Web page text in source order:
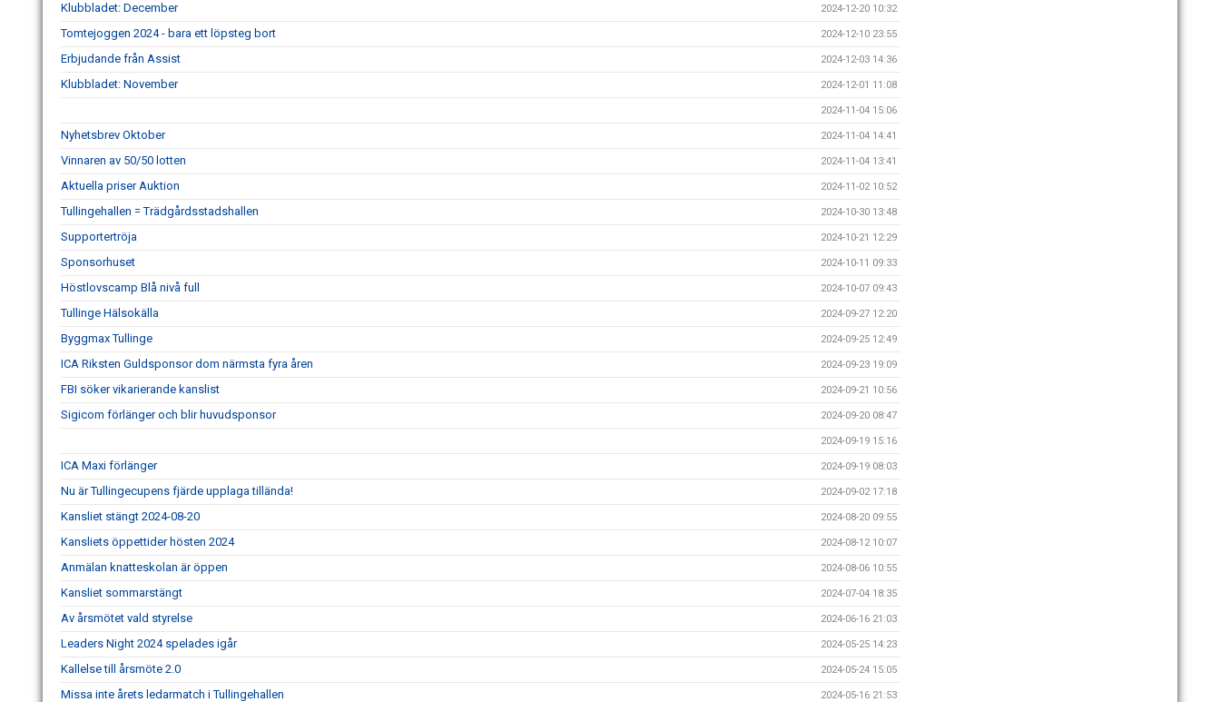
Klubbladet: December 2024-12-20 10:32
Tomtejoggen 2024 - bara ett löpsteg bort 2024-12-10 23:55
Erbjudande från Assist 2024-12-03 14:36
Klubbladet: November 2024-12-01 11:08
2024-11-04 15:06
Nyhetsbrev Oktober 2024-11-04 14:41
Vinnaren av 50/50 lotten 2024-11-04 13:41
Aktuella priser Auktion 2024-11-02 10:52
Tullingehallen = Trädgårdsstadshallen 2024-10-30 13:48
Supportertröja 2024-10-21 12:29
Sponsorhuset 2024-10-11 09:33
Höstlovscamp Blå nivå full 2024-10-07 09:43
Tullinge Hälsokälla 2024-09-27 12:20
Byggmax Tullinge 2024-09-25 12:49
ICA Riksten Guldsponsor dom närmsta fyra åren 2024-09-23 19:09
FBI söker vikarierande kanslist 2024-09-21 10:56
Sigicom förlänger och blir huvudsponsor 2024-09-20 08:47
2024-09-19 15:16
ICA Maxi förlänger 2024-09-19 08:03
Nu är Tullingecupens fjärde upplaga tillända! 2024-09-02 17:18
Kansliet stängt 2024-08-20 2024-08-20 09:55
Kansliets öppettider hösten 2024 2024-08-12 10:07
Anmälan knatteskolan är öppen 2024-08-06 10:55
Kansliet sommarstängt 2024-07-04 18:35
Av årsmötet vald styrelse 2024-06-16 21:03
Leaders Night 2024 spelades igår 2024-05-25 14:23
Kallelse till årsmöte 2.0 2024-05-24 15:05
Missa inte årets ledarmatch i Tullingehallen 2024-05-16 21:53